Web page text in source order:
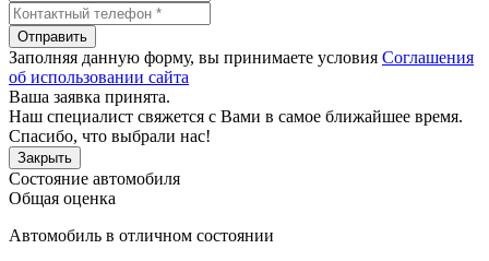
Отправить
Заполняя данную форму, вы принимаете условия Соглашения
об использовании сайта
Ваша заявка принята.
Наш специалист свяжется с Вами в самое ближайшее время.
Спасибо, что выбрали нас!
Закрыть
Состояние автомобиля
Общая оценка
Автомобиль в отличном состоянии